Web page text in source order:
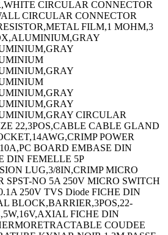
CIRCULAR CONNECTOR
CIRCULAR CONNECTOR
FILM,1 MOHM,3
CIRCULAR
22,3POS,CABLE CABLE GLAND
POWER
BOARD EMBASE DIN
DIN FEMELLE 5P
LUG,3/8IN,CRIMP MICRO
SPST-NO 5A 250V MICRO SWITCH
250V TVS Diode FICHE DIN
BLOCK,BARRIER,3POS,22-
FICHE DIN
COUDEE